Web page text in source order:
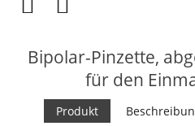
Bipolar-Pinzette,
für den
Produkt